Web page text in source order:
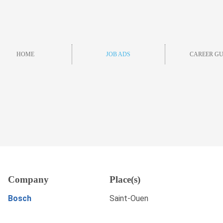
HOME JOB ADS CAREER
APPLY NOW
Company
Bosch
Place(s)
Saint-Ouen